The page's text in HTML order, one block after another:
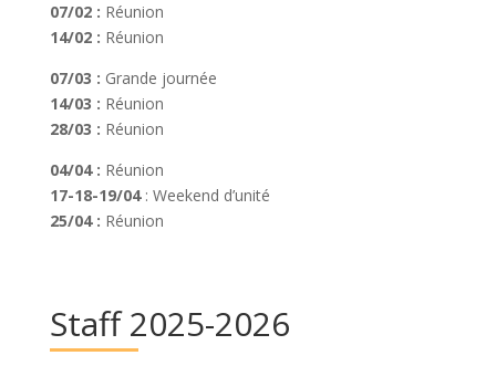
07/02 : Réunion
14/02 : Réunion
07/03 : Grande journée
14/03 : Réunion
28/03 : Réunion
04/04 : Réunion
17-18-19/04 : Weekend d’unité
25/04 : Réunion
Staff 2025-2026